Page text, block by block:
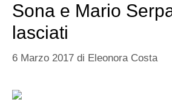
Sona e Mario
lasciati
6 Marzo 2017 di Eleonora Costa